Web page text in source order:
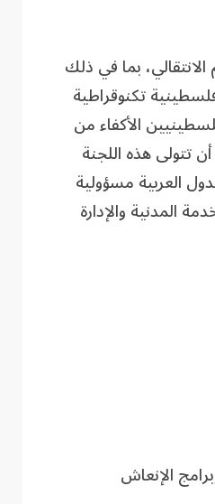
الانتقالي، بما في ذلك
تكنوقراطية
الأكفاء من
تتولى هذه اللجنة
العربية مسؤولية
المدنية والإدارة
الإنعاش